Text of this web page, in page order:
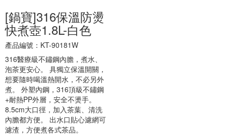
[鍋寶]316保溫防燙
快煮壺1.8L-白色
產品編號：KT-90181W
316醫療級不鏽鋼內膽，煮水、
泡茶更安心。 具獨立保溫開關，
想要隨時喝溫熱開水，不必另外
煮。 外塑內鋼，316頂級不鏽鋼
+耐熱PP外層，安全不燙手。
8.5cm大口徑，加入茶葉、清洗
內膽都方便。 出水口貼心濾網可
濾渣，方便煮各式茶品。